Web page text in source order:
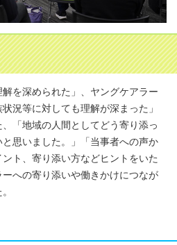
解を深められた」、ヤングケアラー
況等に対しても理解が深まった」
「地域の人間としてどう寄り添っ
思いました。」「当事者への声か
ト、寄り添い方などヒントをいた
への寄り添いや働きかけにつなが